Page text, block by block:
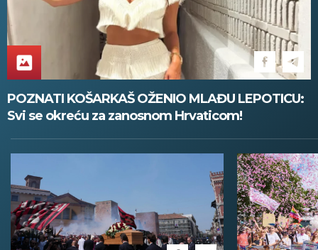
POZNATI KOŠARKAŠ OŽENIO MLAĐU LEPOTICU:
Svi se okreću za zanosnom Hrvaticom!